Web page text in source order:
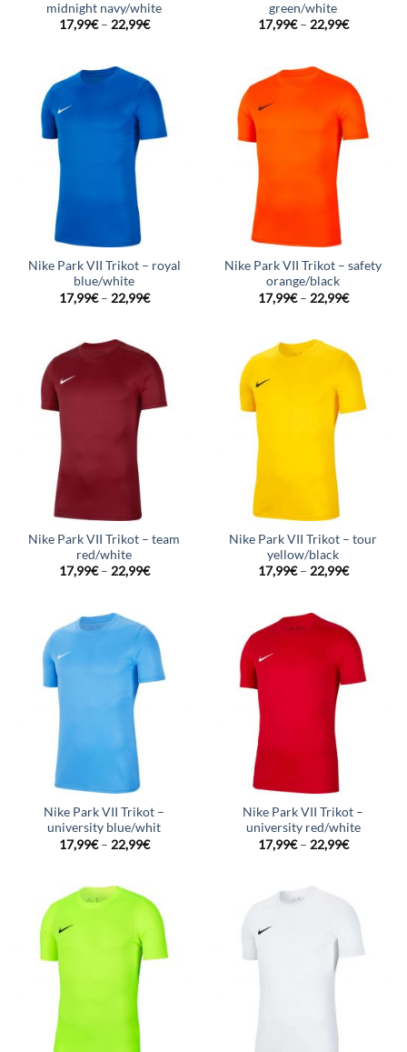
midnight navy/white
17,99€– 22,99€
green/white
17,99€– 22,99€
Nike Park VII Trikot – royal
blue/white
17,99€– 22,99€
Nike Park VII Trikot – safety
orange/black
17,99€– 22,99€
Nike Park VII Trikot – team
red/white
17,99€– 22,99€
Nike Park VII Trikot – tour
yellow/black
17,99€– 22,99€
Nike Park VII Trikot –
university blue/whit
17,99€– 22,99€
Nike Park VII Trikot –
university red/white
17,99€– 22,99€